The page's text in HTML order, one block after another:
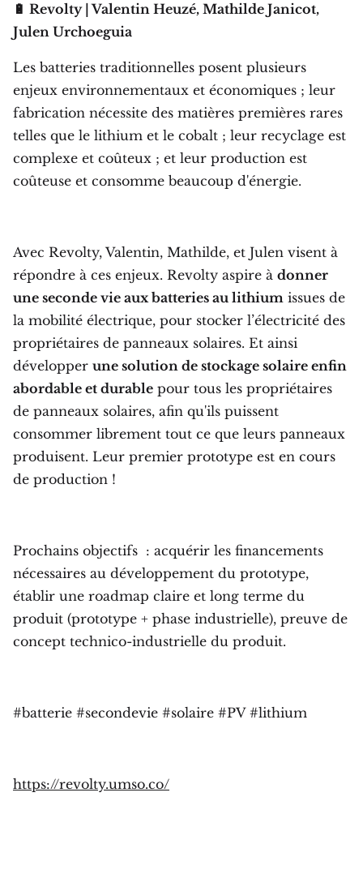
🔋 Revolty | Valentin Heuzé, Mathilde Janicot,
Julen Urchoeguia
Les batteries traditionnelles posent plusieurs
enjeux environnementaux et économiques ; leur
fabrication nécessite des matières premières rares
telles que le lithium et le cobalt ; leur recyclage est
complexe et coûteux ; et leur production est
coûteuse et consomme beaucoup d'énergie.
Avec Revolty, Valentin, Mathilde, et Julen visent à
répondre à ces enjeux. Revolty aspire à donner
une seconde vie aux batteries au lithium issues de
la mobilité électrique, pour stocker l’électricité des
propriétaires de panneaux solaires. Et ainsi
développer une solution de stockage solaire enfin
abordable et durable pour tous les propriétaires
de panneaux solaires, afin qu'ils puissent
consommer librement tout ce que leurs panneaux
produisent. Leur premier prototype est en cours
de production !
Prochains objectifs : acquérir les financements
nécessaires au développement du prototype,
établir une roadmap claire et long terme du
produit (prototype + phase industrielle), preuve de
concept technico-industrielle du produit.
#batterie #secondevie #solaire #PV #lithium
https://revolty.umso.co/